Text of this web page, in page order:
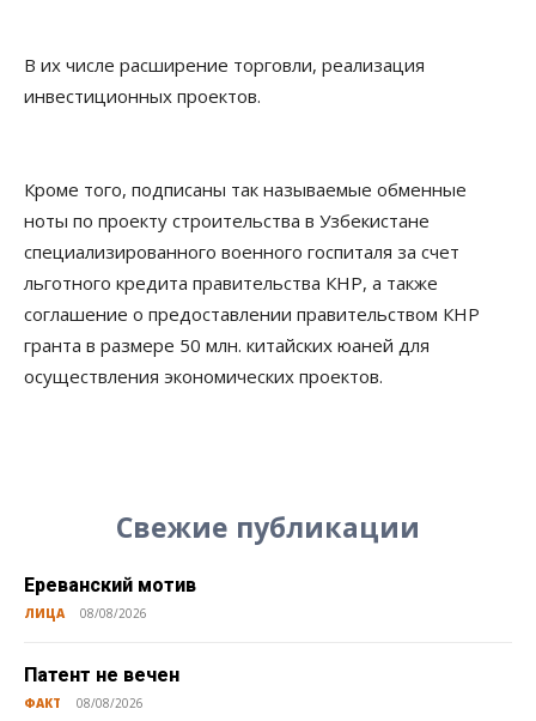
В их числе расширение торговли, реализация
инвестиционных проектов.
Кроме того, подписаны так называемые обменные
ноты по проекту строительства в Узбекистане
специализированного военного госпиталя за счет
льготного кредита правительства КНР, а также
соглашение о предоставлении правительством КНР
гранта в размере 50 млн. китайских юаней для
осуществления экономических проектов.
Свежие публикации
Ереванский мотив
ЛИЦА 08/08/2026
Патент не вечен
ФАКТ 08/08/2026